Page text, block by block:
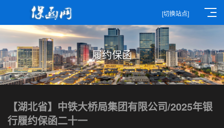
[切换站点]
履约保函
【湖北省】中铁大桥局集团有限公司/2025年银
行履约保函二十一